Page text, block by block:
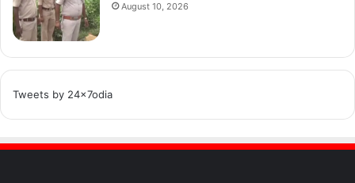
August 10, 2026
Tweets by 24x7odia